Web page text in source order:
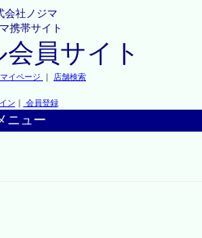
会社ノジマ
携帯サイト
員サイト
マイページ ｜ 店舗検索
ン ｜ 会員登録
ニュー